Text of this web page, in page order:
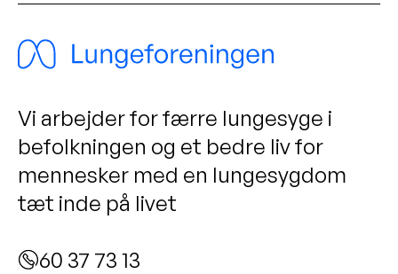
Vi arbejder for færre lungesyge i
befolkningen og et bedre liv for
mennesker med en lungesygdom
tæt inde på livet
60 37 73 13